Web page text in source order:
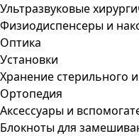
Ультразвуковые
Физиодиспенсеры и
Оптика
Установки
Хранение стерильного
Ортопедия
Аксессуары и
Блокноты для